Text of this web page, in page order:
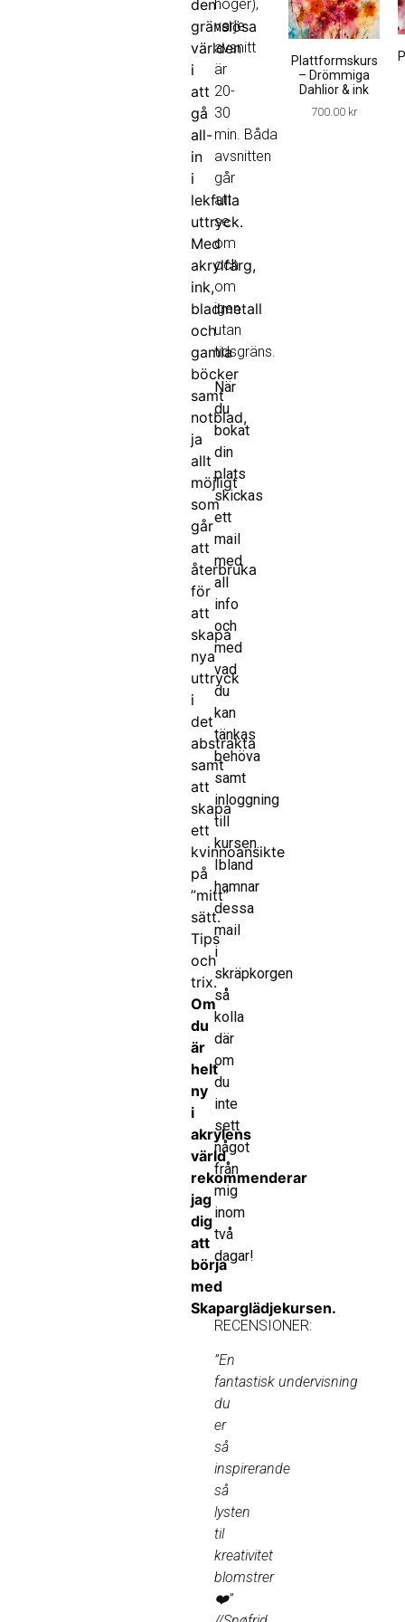
den
gränslösa
världen
i
att
gå
all-
in
i
lekfulla
uttryck.
Med
akrylfärg,
ink,
bladmetall
och
gamla
böcker
samt
notblad,
ja
allt
möjligt
som
går
att
återbruka
för
att
skapa
nya
uttryck
i
det
abstrakta
samt
att
skapa
ett
kvinnoansikte
på
”mitt”
sätt.
Tips
och
trix.
Om
du
är
helt
ny
i
akrylens
värld
rekommenderar
jag
dig
att
börja
med
Skaparglädjekursen.
höger),
varje
avsnitt
är
20-
30
min. Båda
avsnitten
går
att
se
om
och
om
igen
utan
tidsgräns.
När
du
bokat
din
plats
skickas
ett
mail
med
all
info
och
med
vad
du
kan
tänkas
behöva
samt
inloggning
till
kursen.
Ibland
hamnar
dessa
mail
i
skräpkorgen
så
kolla
där
om
du
inte
sett
något
från
mig
inom
två
dagar!
RECENSIONER:
”En
fantastisk undervisning
du
er
så
inspirerande
så
lysten
til
kreativitet
blomstrer
❤️”
Plattformskurs
– Drömmiga
Dahlior & ink
700.00 kr